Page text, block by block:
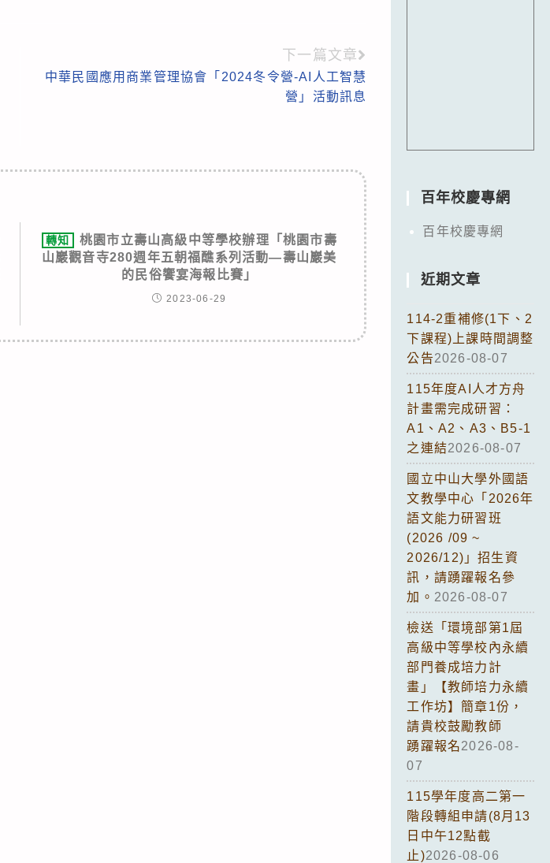
下一篇文章
中華民國應用商業管理協會「2024冬令營-AI人工智慧
營」活動訊息
轉知
桃園市立壽山高級中等學校辦理「桃園市壽
山巖觀音寺280週年五朝福醮系列活動—壽山巖美
的民俗饗宴海報比賽」
2023-06-29
百年校慶專網
百年校慶專網
近期文章
114-2重補修(1下、2
下課程)上課時間調整
公告2026-08-07
115年度AI人才方舟
計畫需完成研習：
A1、A2、A3、B5-1
之連結2026-08-07
國立中山大學外國語
文教學中心「2026年
語文能力研習班
(2026 /09 ~
2026/12)」招生資
訊，請踴躍報名參
加。 2026-08-07
檢送「環境部第1屆
高級中等學校內永續
部門養成培力計
畫」【教師培力永續
工作坊】簡章1份，
請貴校鼓勵教師
踴躍報名2026-08-
07
115學年度高二第一
階段轉組申請(8月13
日中午12點截
止)2026-08-06